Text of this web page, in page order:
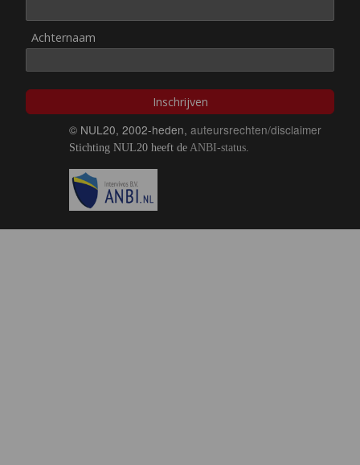
Achternaam
Inschrijven
© NUL20, 2002-heden, auteursrechten/disclaimer
Stichting NUL20 heeft de ANBI-status.
Image